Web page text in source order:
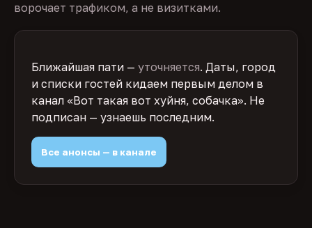
ворочает трафиком, а не визитками.
Ближайшая пати — уточняется. Даты, город
и списки гостей кидаем первым делом в
канал «Вот такая вот хуйня, собачка». Не
подписан — узнаешь последним.
Все анонсы — в канале